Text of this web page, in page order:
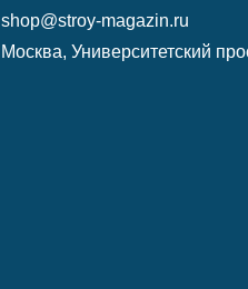
shop@stroy-magazin.ru
Москва, Университетский